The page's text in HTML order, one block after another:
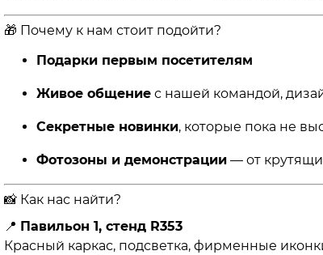
🎁 Почему к нам стоит подойти?
Подарки первым посетителям
Живое общение с нашей командой,
Секретные новинки, которые пока не
Фотозоны и демонстрации — от
📸 Как нас найти?
📍 Павильон 1, стенд R353
Красный каркас, подсветка, фирменные